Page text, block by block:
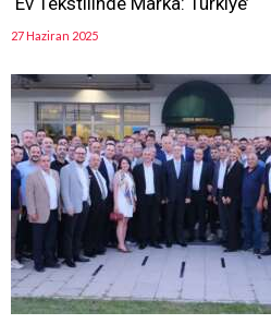
27 Haziran 2025